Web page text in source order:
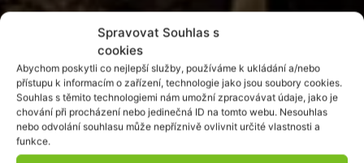
Spravovat Souhlas s
cookies
Abychom poskytli co nejlepší služby, používáme k ukládání a/nebo
přístupu k informacím o zařízení, technologie jako jsou soubory cookies.
Souhlas s těmito technologiemi nám umožní zpracovávat údaje, jako je
chování při procházení nebo jedinečná ID na tomto webu. Nesouhlas
nebo odvolání souhlasu může nepříznivě ovlivnit určité vlastnosti a
funkce.